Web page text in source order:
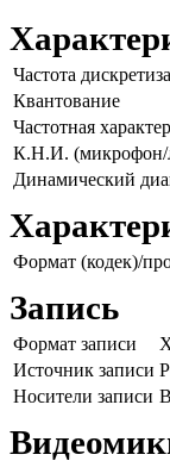
Частота
Квантование
Частотная
К.Н.И. (микрофон/
Динамический
Формат (кодек)/
Запись
Формат записи
Источник записи
Носители записи